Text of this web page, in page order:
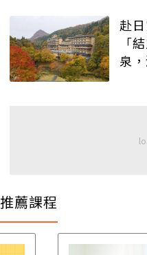
赴
「
泉
推薦課程